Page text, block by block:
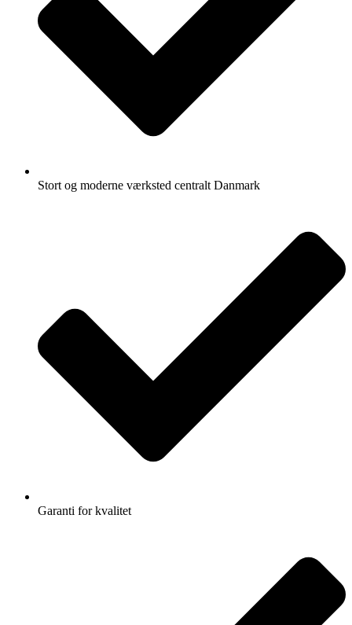
Stort og moderne værksted centralt Danmark
Garanti for kvalitet